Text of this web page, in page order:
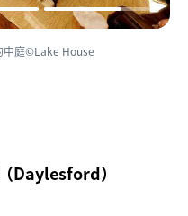
中庭©Lake House
Daylesford）